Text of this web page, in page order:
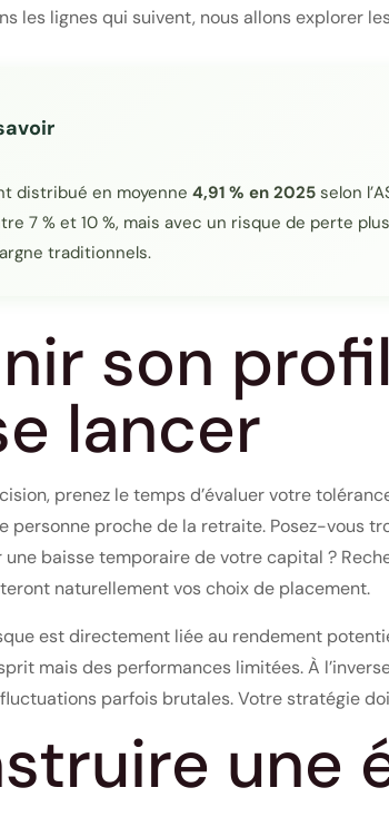
les lignes qui suivent, nous allons explorer
distribué en moyenne 4,91 % en 2025selon
7 % et 10 %, mais avec un risque de perte
traditionnels.
son
lancer
prenez le temps d’évaluer votre
personne proche de la retraite. Posez-vous
baisse temporaire de votre capital ?
naturellement vos choix de placement.
est directement liée au rendement
mais des performances limitées. À
parfois brutales. Votre stratégie
une